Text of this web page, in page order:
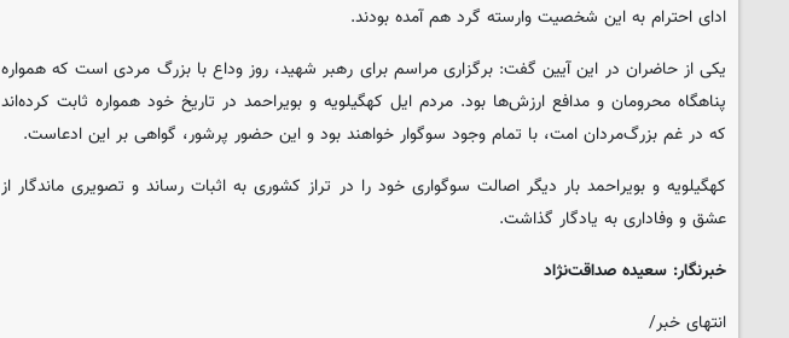
ادای احترام به این شخصیت وارسته گرد هم آمده بودند.
یکی از حاضران در این آیین گفت: برگزاری مراسم برای رهبر شهید، روز وداع با بزرگ مردی است که همواره
پناهگاه محرومان و مدافع ارزش‌ها بود. مردم ایل کهگیلویه و بویراحمد در تاریخ خود همواره ثابت کرده‌اند
که در غم بزرگ‌مردان امت، با تمام وجود سوگوار خواهند بود و این حضور پرشور، گواهی بر این ادعاست.
کهگیلویه و بویراحمد بار دیگر اصالت سوگواری خود را در تراز کشوری به اثبات رساند و تصویری ماندگار از
عشق و وفاداری به یادگار گذاشت.
خبرنگار: سعیده صداقت‌نژاد
انتهای خبر/